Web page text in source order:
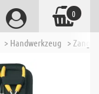
> Handwerkzeug > Zangen
0